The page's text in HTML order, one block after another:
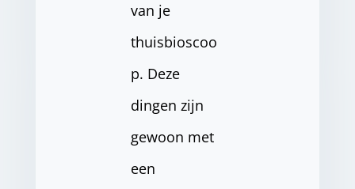
van je
thuisbioscoo
p. Deze
dingen zijn
gewoon met
een